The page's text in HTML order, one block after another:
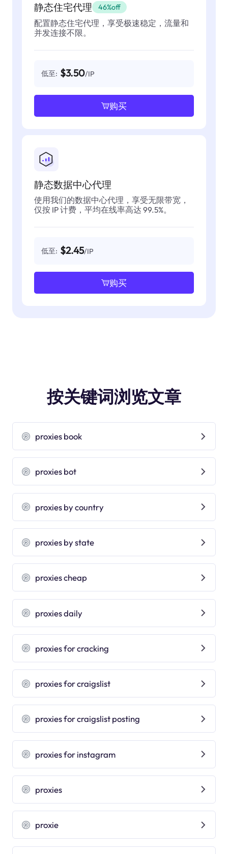
静态住宅代理 46%off
配置静态住宅代理，享受极速稳定，流量和
并发连接不限。
低至: $3.50/IP
购买
静态数据中心代理
使用我们的数据中心代理，享受无限带宽，
仅按 IP 计费，平均在线率高达 99.5%。
低至: $2.45/IP
购买
按关键词浏览文章
proxies book
proxies bot
proxies by country
proxies by state
proxies cheap
proxies daily
proxies for cracking
proxies for craigslist
proxies for craigslist posting
proxies for instagram
proxies
proxie